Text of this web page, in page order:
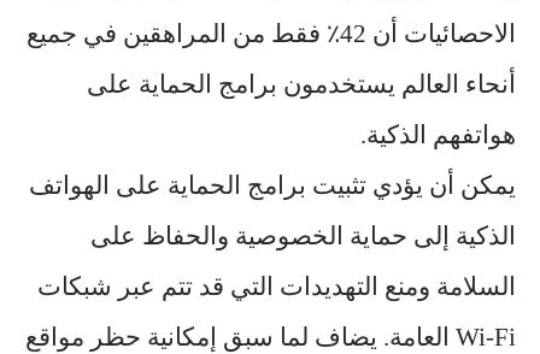
الاحصائيات أن 42٪ فقط من المراهقين في جميع
أنحاء العالم يستخدمون برامج الحماية على
هواتفهم الذكية.
يمكن أن يؤدي تثبيت برامج الحماية على الهواتف
الذكية إلى حماية الخصوصية والحفاظ على
السلامة ومنع التهديدات التي قد تتم عبر شبكات
Wi-Fi العامة. يضاف لما سبق إمكانية حظر مواقع